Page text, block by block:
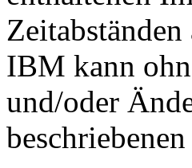
IBM kann
und/oder